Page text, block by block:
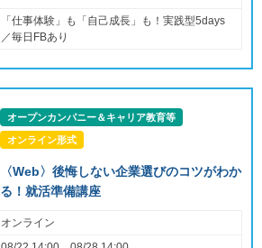
「仕事体験」も「自己成長」も！実践型5days
／毎日FBあり
オープンカンパニー＆キャリア教育等
オンライン形式
〈Web〉後悔しない企業選びのコツがわか
る！就活準備講座
オンライン